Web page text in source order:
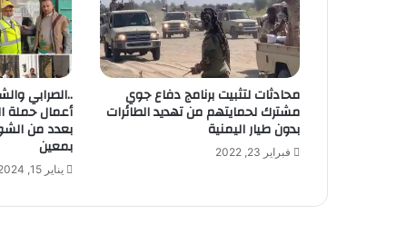
ك
ت
ر
و
ن
ي
محادثات لتثبيت برنامج دفاع جوي
مشترك لحمايتهم من تهديد الطائرات
بدون طيار اليمنية
فبراير 23, 2022
..الصرابي
أعمال حملة
بعدد من
بمعين
يناير 15, 2024